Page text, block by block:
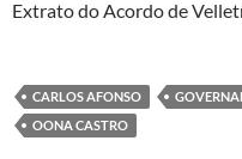
Extrato do Acordo de
CARLOS AFONSO
OONA CASTRO